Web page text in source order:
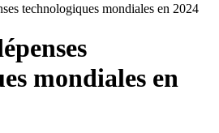
technologiques mondiales en 2024
mondiales en